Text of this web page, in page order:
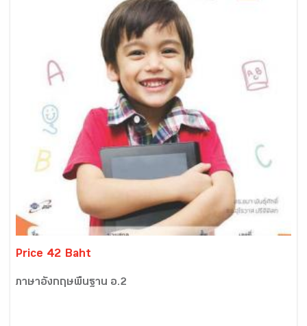
Price 42 Baht
ภาษาอังกฤษพื้นฐาน อ.2